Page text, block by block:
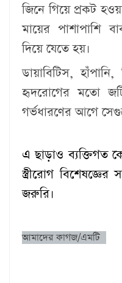
জিনে গিয়ে প্রকট
মায়ের পাশাপাশি
দিয়ে যেতে হয়।
ডায়াবিটিস,
হৃদরোগের মতো
গর্ভধারণের আগে
এ ছাড়াও ব্যক্তিগত
স্ত্রীরোগ
জরুরি।
আমাদের কাগজ/এমটি